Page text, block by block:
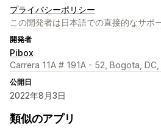
プライバシーポリシー
この開発者は日本語での直接的なサポ
開発者
Pibox
Carrera 11A # 191A - 52, Bogota, DC,
公開日
2022年8月3日
類似のアプリ